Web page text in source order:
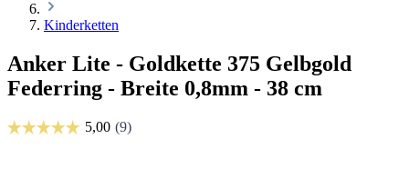
Kinderketten
Anker Lite - Goldkette 375 Gelbgold
Federring - Breite 0,8mm - 38 cm